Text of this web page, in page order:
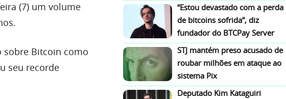
(7) um volume
sobre Bitcoin como
seu recorde
“Estou devastado com a perda
de bitcoins sofrida”, diz
fundador do BTCPay Server
STJ mantém preso acusado de
roubar milhões em ataque ao
sistema Pix
Deputado Kim Kataguiri